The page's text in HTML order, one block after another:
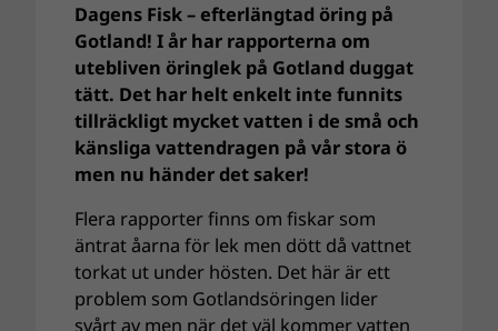
Dagens Fisk – efterlängtad öring på
Gotland! I år har rapporterna om
utebliven öringlek på Gotland duggat
tätt. Det har helt enkelt inte funnits
tillräckligt mycket vatten i de små och
känsliga vattendragen på vår stora ö
men nu händer det saker!
Flera rapporter finns om fiskar som
äntrat åarna för lek men dött då vattnet
torkat ut under hösten. Det här är ett
problem som Gotlandsöringen lider
svårt av men när det väl kommer vatten